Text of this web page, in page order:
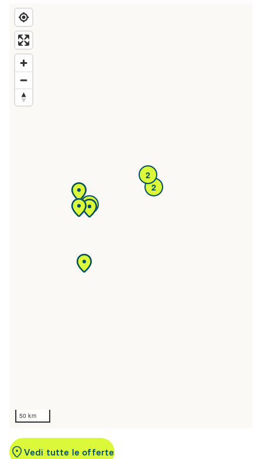
2
2
2
50 km
Vedi tutte le offerte